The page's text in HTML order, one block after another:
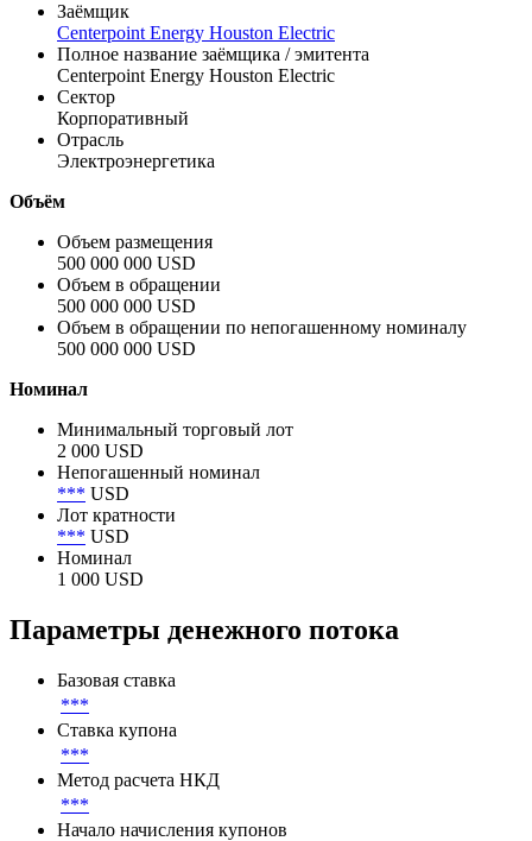
Заёмщик
Centerpoint Energy Houston Electric
Полное название заёмщика / эмитента
Centerpoint Energy Houston Electric
Сектор
Корпоративный
Отрасль
Электроэнергетика
Объём
Объем размещения
500 000 000 USD
Объем в обращении
500 000 000 USD
Объем в обращении по непогашенному номиналу
500 000 000 USD
Номинал
Минимальный торговый лот
2 000 USD
Непогашенный номинал
*** USD
Лот кратности
*** USD
Номинал
1 000 USD
Параметры денежного потока
Базовая ставка
***
Ставка купона
***
Метод расчета НКД
***
Начало начисления купонов